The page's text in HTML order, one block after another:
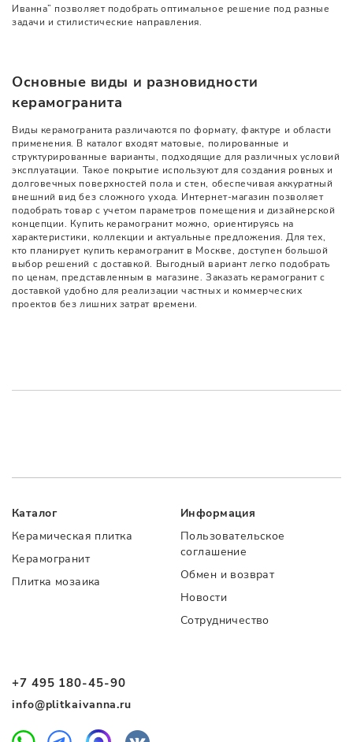
Иванна” позволяет подобрать оптимальное решение под разные
задачи и стилистические направления.
Основные виды и разновидности
керамогранита
Виды керамогранита различаются по формату, фактуре и области
применения. В каталог входят матовые, полированные и
структурированные варианты, подходящие для различных условий
эксплуатации. Такое покрытие используют для создания ровных и
долговечных поверхностей пола и стен, обеспечивая аккуратный
внешний вид без сложного ухода. Интернет-магазин позволяет
подобрать товар с учетом параметров помещения и дизайнерской
концепции. Купить керамогранит можно, ориентируясь на
характеристики, коллекции и актуальные предложения. Для тех,
кто планирует купить керамогранит в Москве, доступен большой
выбор решений с доставкой. Выгодный вариант легко подобрать
по ценам, представленным в магазине. Заказать керамогранит с
доставкой удобно для реализации частных и коммерческих
проектов без лишних затрат времени.
+7 495 180-45-90
info@plitkaivanna.ru
Каталог
Керамическая плитка
Керамогранит
Плитка мозаика
Информация
Пользовательское
соглашение
Обмен и возврат
Новости
Сотрудничество